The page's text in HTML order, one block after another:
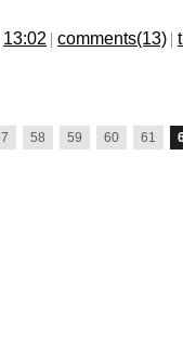
13:02 comments(13)
58 59 60 61